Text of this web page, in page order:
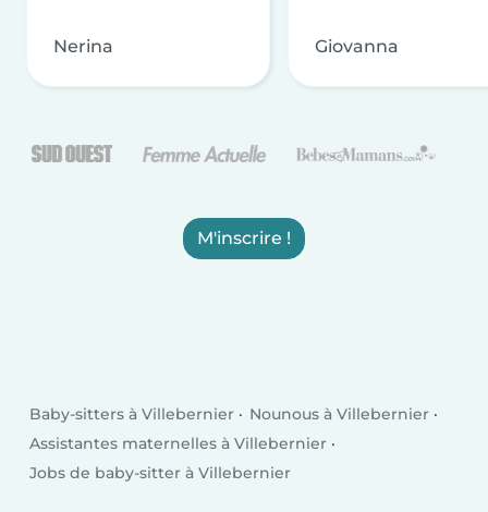
Nerina Giovanna
M'inscrire !
Baby-sitters à Villebernier
Nounous à Villebernier
Assistantes maternelles à Villebernier
Jobs de baby-sitter à Villebernier